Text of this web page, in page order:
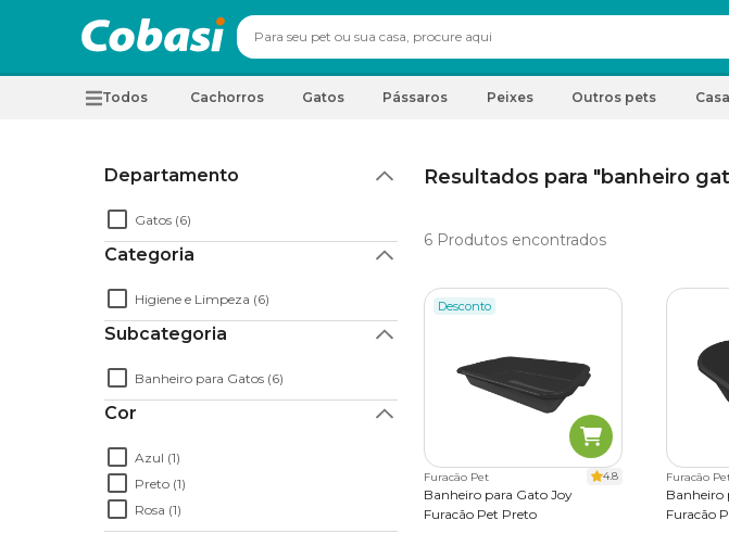
Todos Cachorros Gatos Pássaros Peixes Outros pets Casa
Departamento
Gatos (6)
Categoria
Higiene e Limpeza (6)
Subcategoria
Banheiro para Gatos (6)
Cor
Azul (1)
Preto (1)
Rosa (1)
Resultados para "banheiro
6 Produtos encontrados
Desconto
Furacão Pet 4.8
Banheiro para Gato Joy
Furacão Pet Preto
Furacão
Banheiro
Furacão